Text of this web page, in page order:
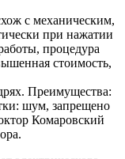
с механическим,
при нажатии
процедура
стоимость,
Преимущества:
шум, запрещено
Комаровский